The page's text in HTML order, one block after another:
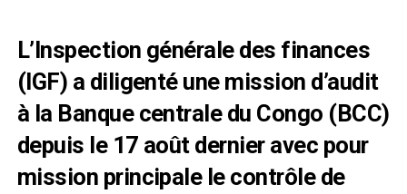
L’Inspection générale des finances
(IGF) a diligenté une mission d’audit
à la Banque centrale du Congo (BCC)
depuis le 17 août dernier avec pour
mission principale le contrôle de